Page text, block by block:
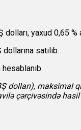
yaxud 0,65
satılıb.
maksimal
çərçivəsində